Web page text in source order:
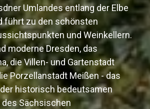
Umlandes entlang der Elbe
führt zu den schönsten
und Weinkellern.
moderne Dresden, das
die Villen- und Gartenstadt
Porzellanstadt Meißen - das
historisch bedeutsamen
Sächsischen